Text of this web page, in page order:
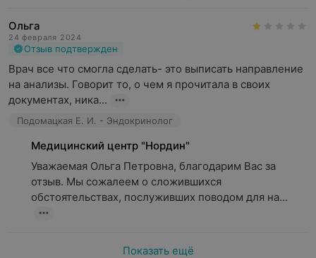
Ольга
24 февраля 2024
Отзыв подтвержден
Врач все что смогла сделать- это выписать направление
на анализы. Говорит то, о чем я прочитала в своих
документах, ника...
Подомацкая Е. И. - Эндокринолог
Медицинский центр "Нордин"
Уважаемая Ольга Петровна, благодарим Вас за
отзыв. Мы сожалеем о сложившихся
обстоятельствах, послуживших поводом для на...
Показать ещё